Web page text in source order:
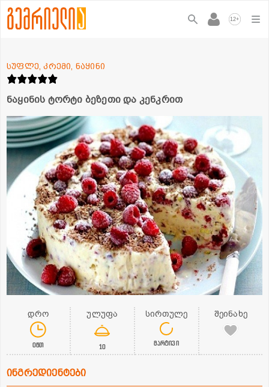
12+
ნაყინის ტორტი ბეზეთი და კენკრით
სუფლე, კრემი, ნაყინი
დრო
0წთ
ულუფა
10
სირთულე
მარტივი
შეინახე
ინგრედიენტები